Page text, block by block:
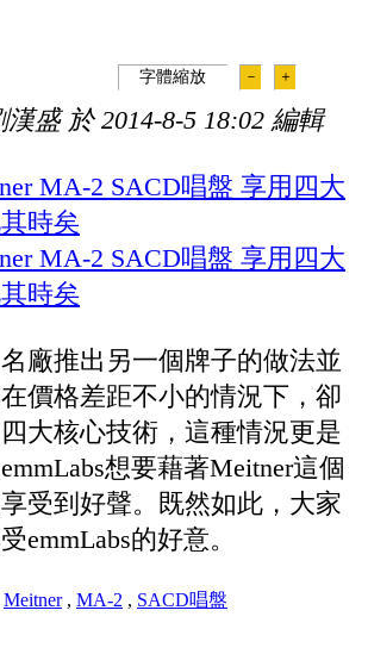
字體縮放 － ＋
盛 於 2014-8-5 18:02 編輯
廠推出另一個牌子的做法並
價格差距不小的情況下，卻
大核心技術，這種情況更是
emmLabs想要藉著Meitner這個
受到好聲。既然如此，大家
emmLabs的好意。
Meitner, MA-2 , SACD唱盤